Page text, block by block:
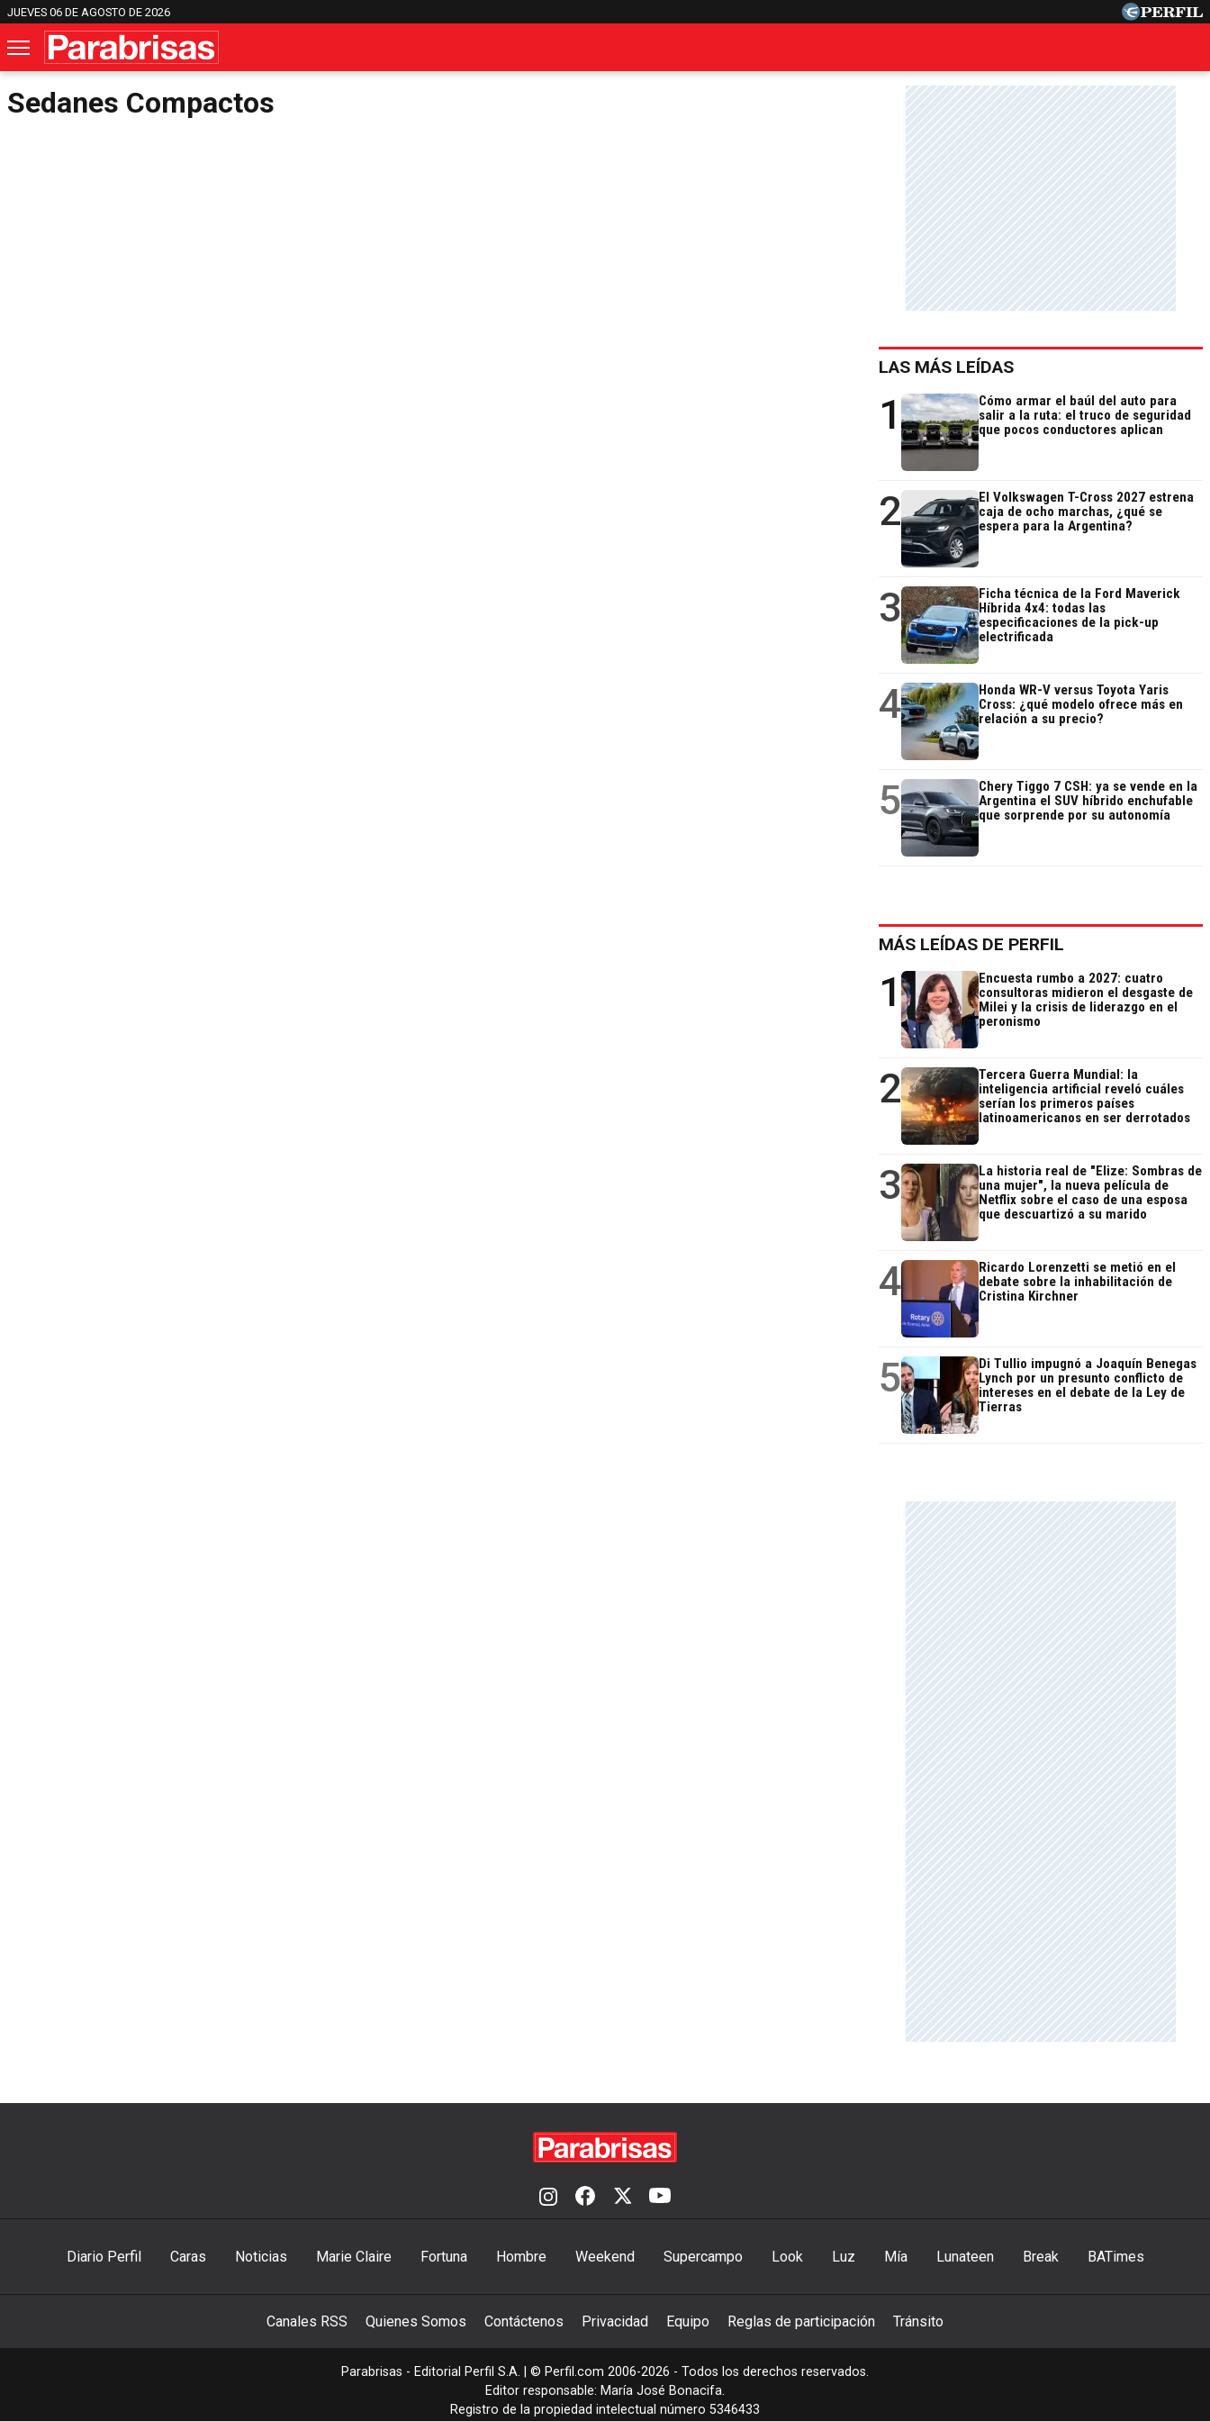
JUEVES 06 DE AGOSTO DE 2026
Sedanes Compactos
LAS MÁS LEÍDAS
1
Cómo armar el baúl del auto para
salir a la ruta: el truco de seguridad
que pocos conductores aplican
2
El Volkswagen T-Cross 2027 estrena
caja de ocho marchas, ¿qué se
espera para la Argentina?
3
Ficha técnica de la Ford Maverick
Híbrida 4x4: todas las
especificaciones de la pick-up
electrificada
4
Honda WR-V versus Toyota Yaris
Cross: ¿qué modelo ofrece más en
relación a su precio?
5
Chery Tiggo 7 CSH: ya se vende en la
Argentina el SUV híbrido enchufable
que sorprende por su autonomía
MÁS LEÍDAS DE PERFIL
1
Encuesta rumbo a 2027: cuatro
consultoras midieron el desgaste de
Milei y la crisis de liderazgo en el
peronismo
2
Tercera Guerra Mundial: la
inteligencia artificial reveló cuáles
serían los primeros países
latinoamericanos en ser derrotados
3
La historia real de "Elize: Sombras de
una mujer", la nueva película de
Netflix sobre el caso de una esposa
que descuartizó a su marido
4
Ricardo Lorenzetti se metió en el
debate sobre la inhabilitación de
Cristina Kirchner
5
Di Tullio impugnó a Joaquín Benegas
Lynch por un presunto conflicto de
intereses en el debate de la Ley de
Tierras
Diario Perfil Caras Noticias Marie Claire Fortuna Hombre Weekend Supercampo Look Luz Mía Lunateen Break BATimes
Canales RSS Quienes Somos Contáctenos Privacidad Equipo Reglas de participación Tránsito
Parabrisas - Editorial Perfil S.A. | © Perfil.com 2006-2026 - Todos los derechos reservados.
Editor responsable: María José Bonacifa.
Registro de la propiedad intelectual número 5346433